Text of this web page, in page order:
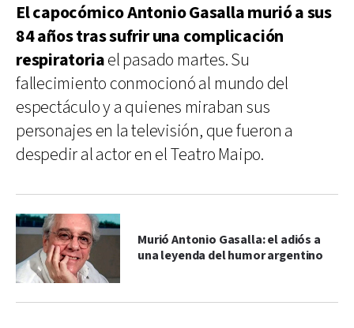
El capocómico Antonio Gasalla murió a sus
84 años tras sufrir una complicación
respiratoriael pasado martes. Su
fallecimiento conmocionó al mundo del
espectáculo y a quienes miraban sus
personajes en la televisión, que fueron a
despedir al actor en el Teatro Maipo.
Murió Antonio Gasalla: el adiós a
una leyenda del humor argentino